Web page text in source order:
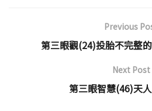
Previous
第三眼觀(24)投胎不完整
Next Post
第三眼智慧(46)天